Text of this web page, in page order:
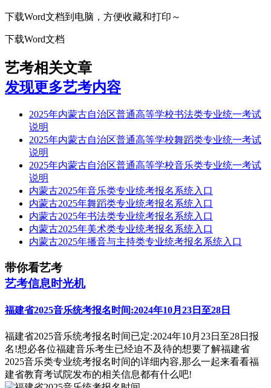
下载Word文档到电脑，方便收藏和打印～
下载Word文档
艺考相关文章
发现更多艺考内容
2025年内蒙古自治区普通高等学校书法类专业统一考试
说明
2025年内蒙古自治区普通高等学校舞蹈类专业统一考试
说明
2025年内蒙古自治区普通高等学校音乐类专业统一考试
说明
内蒙古2025年音乐类专业统考报名系统入口
内蒙古2025年舞蹈类专业统考报名系统入口
内蒙古2025年书法类专业统考报名系统入口
内蒙古2025年美术类专业统考报名系统入口
内蒙古2025年播音与主持类专业统考报名系统入口
带你看艺考
艺考信息时光机
福建省2025音乐统考报名时间:2024年10月23日至28日
福建省2025音乐统考报名时间已定:2024年10月23日至28日报
名!想必各位福建音乐考生已经迫不及待的想要了解福建省
2025音乐类专业统考报名时间的详细内容,那么一起来看看福
建省教育考试院发布的相关信息都有什么吧!